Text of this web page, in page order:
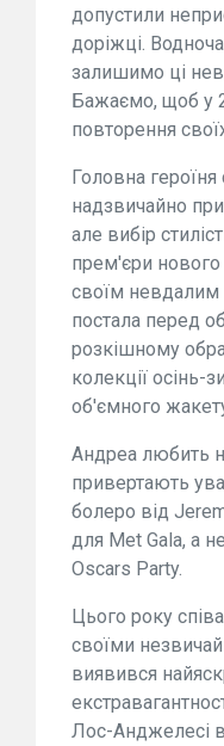
допустили
доріжці.
залишимо ці
Бажаємо, щоб у
повторення
Головна
надзвичайно
але вибір
прем'єри нового
своїм невдалим
постала перед
розкішному
колекції осінь-
об'ємного
Андреа любить
привертають
болеро від
для Met Gala, а
Oscars Party.
Цього року
своїми
виявився
Лос-Анджелесі